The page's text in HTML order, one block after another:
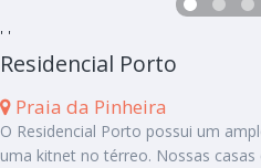
' '
Residencial Porto
Praia da Pinheira
O Residencial Porto possui um
uma kitnet no térreo. Nossas